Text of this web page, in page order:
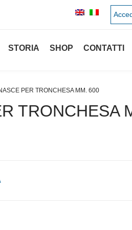
STORIA SHOP CONTATTI
PER TRONCHESA MM. 600
TRONCHESA
originale era:
prezzo attuale è: